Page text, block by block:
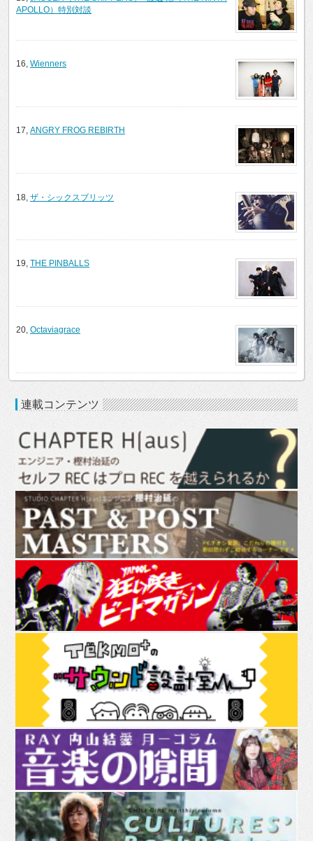
APOLLO）特別対談
16, Wienners
17, ANGRY FROG REBIRTH
18, ザ・シックスブリッツ
19, THE PINBALLS
20, Octaviagrace
連載コンテンツ